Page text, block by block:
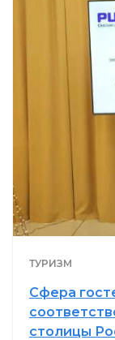
ТУРИЗМ
Сфера
столицы